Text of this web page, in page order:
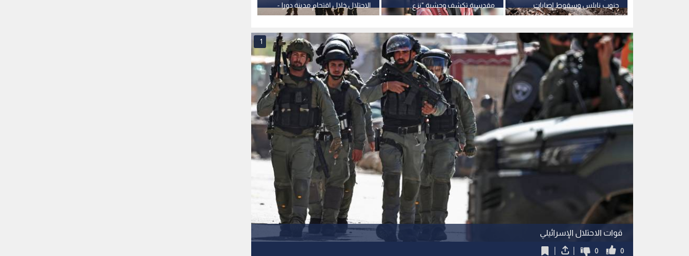
الاحتلال خلال اقتحام مدينة دورا -
فيديو
مقدسية تكشف وحشية "نزع
الطفولة" في سجون الاحتلال
جنوب نابلس وسقوط إصابات
قوات الاحتلال الإسرائيلي
1
0
0